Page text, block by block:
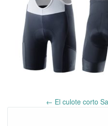
Post
← El culote corto